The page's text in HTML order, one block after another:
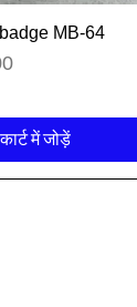
त्वरित दृश्यMB-64
कार्ट में जोड़ें